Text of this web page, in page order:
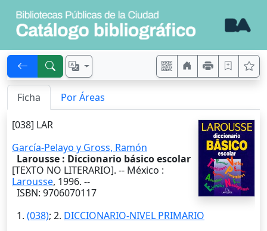
Ficha Por Áreas
[038] LAR
García-Pelayo y Gross, Ramón
Larousse : Diccionario básico escolar
[TEXTO NO LITERARIO]. -- México :
Larousse, 1996. --
ISBN: 9706070117
1. (038); 2. DICCIONARIO-NIVEL PRIMARIO